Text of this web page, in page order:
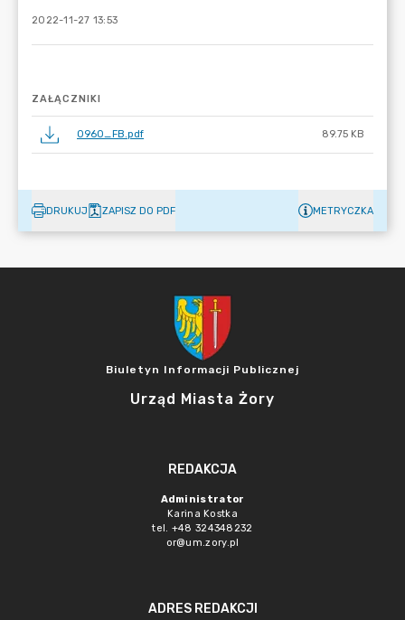
2022-11-27 13:53
ZAŁĄCZNIKI
0960_FB.pdf 89.75 KB
DRUKUJ ZAPISZ DO PDF METRYCZKA
Biuletyn Informacji Publicznej
Urząd Miasta Żory
REDAKCJA
Administrator
Karina Kostka
tel. +48 324348232
or@um.zory.pl
ADRES REDAKCJI